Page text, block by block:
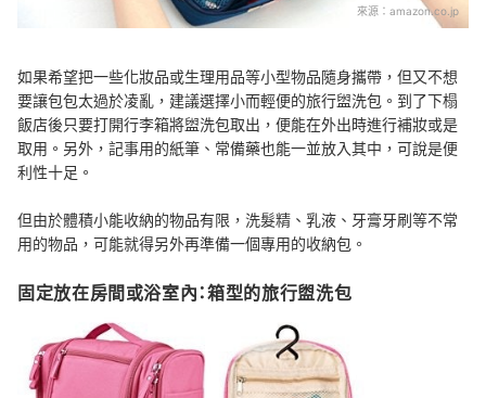
來源： amazon.co.jp
如果希望把一些化妝品或生理用品等小型物品隨身攜帶，但又不想
要讓包包太過於凌亂，建議選擇小而輕便的旅行盥洗包。到了下榻
飯店後只要打開行李箱將盥洗包取出，便能在外出時進行補妝或是
取用。另外，記事用的紙筆、常備藥也能一並放入其中，可說是便
利性十足。
但由於體積小能收納的物品有限，洗髮精、乳液、牙膏牙刷等不常
用的物品，可能就得另外再準備一個專用的收納包。
固定放在房間或浴室內：箱型的旅行盥洗包